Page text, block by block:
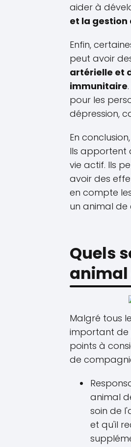
aider à
et la gestion
Enfin,
peut avoir
artérielle et
immunitaire
pour les
dépression,
En
Ils apportent
vie actif. Ils
avoir des
en compte
un animal
Quels
animal
Malgré tous
important de
points à
de
animal
soin de
et qu'il